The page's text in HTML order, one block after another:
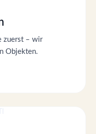
zuerst – wir
Objekten.